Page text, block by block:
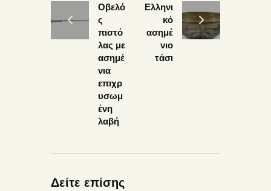
Οβελό
ς
πιστό
λας με
ασημέ
νια
επιχρ
υσωμ
ένη
λαβή
Ελληνι
κό
ασημέ
νιο
τάσι
Δείτε επίσης